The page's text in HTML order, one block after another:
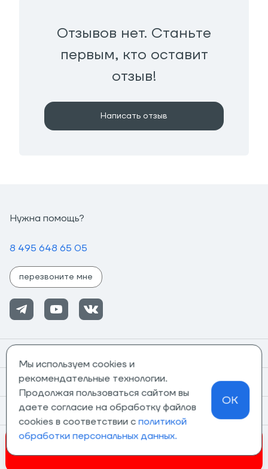
Отзывов нет. Станьте
первым, кто оставит
отзыв!
Написать отзыв
Нужна помощь?
8 495 648 65 05
перезвоните мне
Информация
О компании
Магазины
Мы используем cookies и
рекомендательные технологии.
Продолжая пользоваться сайтом вы
даете согласие на обработку файлов
cookies в соответствии с политикой
обработки персональных данных.
OK